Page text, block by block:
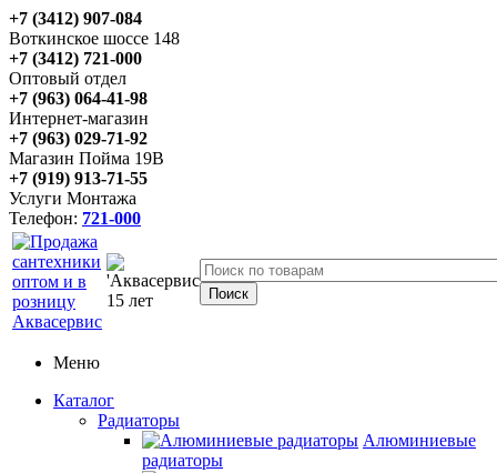
+7 (3412) 907-084
Воткинское шоссе 148
+7 (3412) 721-000
Оптовый отдел
+7 (963) 064-41-98
Интернет-магазин
+7 (963) 029-71-92
Магазин Пойма 19В
+7 (919) 913-71-55
Услуги Монтажа
Телефон: 721-000
Меню
Каталог
Радиаторы
Алюминиевые
радиаторы